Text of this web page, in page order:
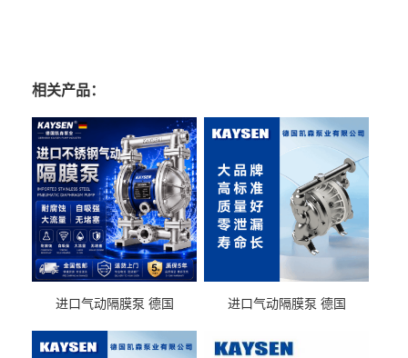
相关产品：
进口气动隔膜泵 德国
送气动泵
进口气动隔膜泵 德国
输送